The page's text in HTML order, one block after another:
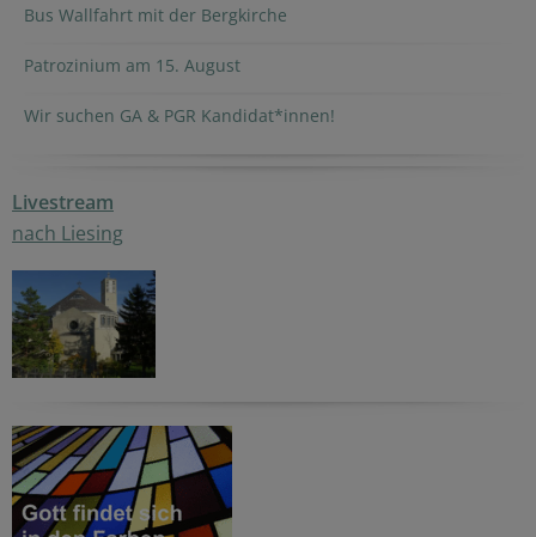
Bus Wallfahrt mit der Bergkirche
Patrozinium am 15. August
Wir suchen GA & PGR Kandidat*innen!
Livestream
nach Liesing